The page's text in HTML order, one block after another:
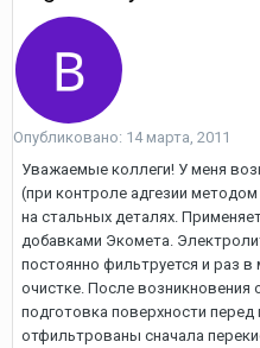
Опубликовано: 14 марта, 2011
Уважаемые коллеги! У меня
(при контроле адгезии
на стальных деталях.
добавками Экомета.
постоянно фильтруется и раз в
очистке. После возникновения
подготовка поверхности
отфильтрованы сначала